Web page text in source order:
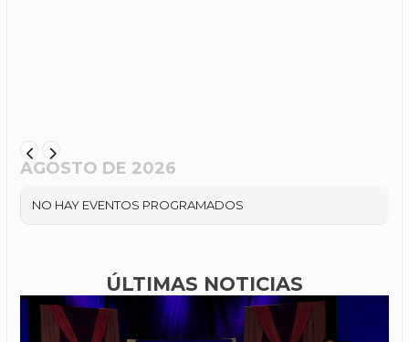
AGOSTO DE 2026
NO HAY EVENTOS PROGRAMADOS
ÚLTIMAS NOTICIAS